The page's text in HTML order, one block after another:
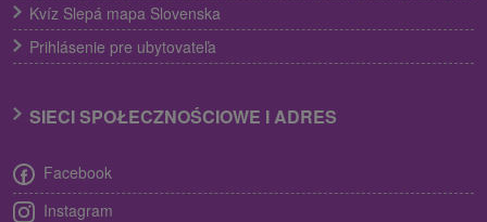
Kvíz Slepá mapa Slovenska
Prihlásenie pre ubytovateľa
SIECI SPOŁECZNOŚCIOWE I ADRES
Facebook
Instagram